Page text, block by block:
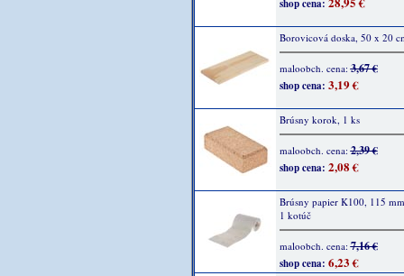
shop cena:
Borovicová doska, 50 x 20
maloobch. cena:3,67 €
shop cena: 3,19 €
Brúsny korok, 1 ks
maloobch. cena:2,39 €
shop cena: 2,08 €
Brúsny papier K100, 115
1 kotúč
maloobch. cena:7,16 €
shop cena: 6,23 €